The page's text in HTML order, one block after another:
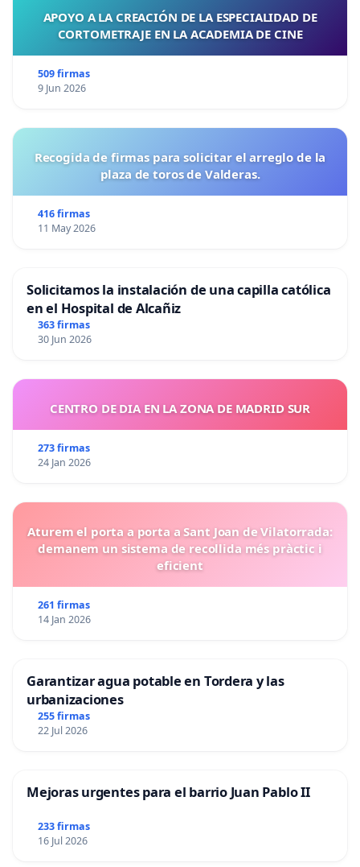
APOYO A LA CREACIÓN DE LA ESPECIALIDAD DE
CORTOMETRAJE EN LA ACADEMIA DE CINE
509 firmas
9 Jun 2026
Recogida de firmas para solicitar el arreglo de la
plaza de toros de Valderas.
416 firmas
11 May 2026
Solicitamos la instalación de una capilla católica
en el Hospital de Alcañiz
363 firmas
30 Jun 2026
CENTRO DE DIA EN LA ZONA DE MADRID SUR
273 firmas
24 Jan 2026
Aturem el porta a porta a Sant Joan de Vilatorrada:
demanem un sistema de recollida més pràctic i
eficient
261 firmas
14 Jan 2026
Garantizar agua potable en Tordera y las
urbanizaciones
255 firmas
22 Jul 2026
Mejoras urgentes para el barrio Juan Pablo II
233 firmas
16 Jul 2026